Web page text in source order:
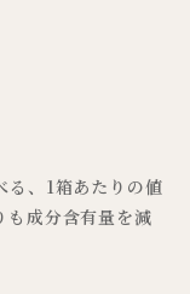
る、1箱あたりの値
も成分含有量を減